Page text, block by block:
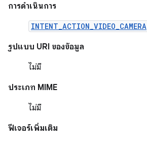
การดำเนินการ
INTENT_ACTION_VIDEO_CAMERA
รูปแบบ URI ของข้อมูล
ไม่มี
ประเภท MIME
ไม่มี
ฟีเจอร์เพิ่มเติม